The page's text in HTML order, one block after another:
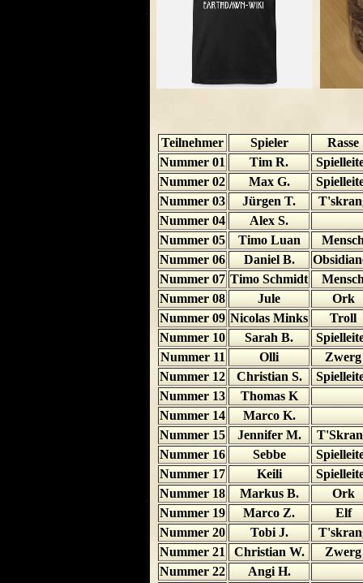
Teilnehmer Spieler
Rasse
Nummer 01
Tim R.
Nummer 02
Max G.
Nummer 03
Jürgen T.
Nummer 04
Alex S.
Nummer 05
Timo Luan
Nummer 06
Daniel B.
Nummer 07 Timo Schmidt
Nummer 08
Jule
Ork
Nummer 09 Nicolas Minks
Troll
Nummer 10
Sarah B.
Nummer 11
Olli
Zwerg
Nummer 12
Christian S.
Nummer 13
Thomas K
Nummer 14
Marco K.
Nummer 15
Jennifer M.
Nummer 16
Sebbe
Nummer 17
Keili
Nummer 18
Markus B.
Ork
Nummer 19
Marco Z.
Elf
Nummer 20
Tobi J.
Nummer 21
Christian W.
Zwerg
Nummer 22
Angi H.